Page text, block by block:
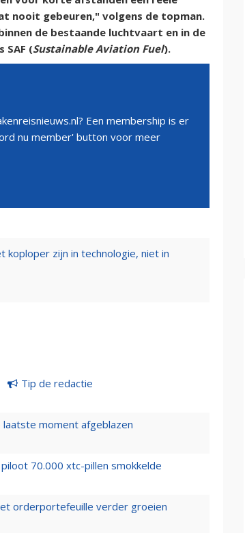
nooit gebeuren," volgens de topman.
de bestaande luchtvaart en in de
(Sustainable Aviation Fuel).
Een membership is er
nu member' button voor meer
koploper zijn in technologie, niet in
Tip de redactie
laatste moment afgeblazen
70.000 xtc-pillen smokkelde
orderportefeuille verder groeien